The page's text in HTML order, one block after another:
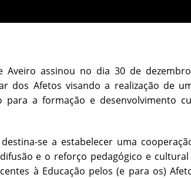
Aveiro assinou no dia 30 de
dos Afetos visando a realização de
para a formação e desenvolvimento
se a estabelecer uma
e o reforço pedagógico e
à Educação pelos (e para os)